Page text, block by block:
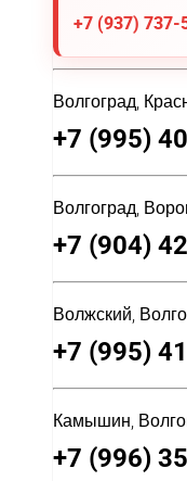
+7 (937) 737-
Волгоград,
+7 (995)
Волгоград,
+7 (904)
Волжский,
+7 (995)
Камышин,
+7 (996)